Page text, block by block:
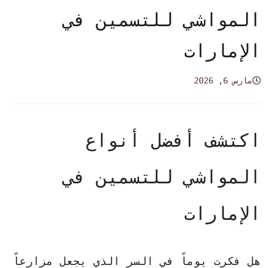
المواشي للتسمين في
الإمارات
مارس 6, 2026
اكتشف أفضل أنواع
المواشي للتسمين في
الإمارات
هل فكرت يوماً في السر الذي يجعل مزارعاً